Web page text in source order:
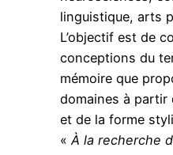
linguistique, arts
L’objectif est de
conceptions du
mémoire que
domaines à partir
et de la forme
« À la recherche